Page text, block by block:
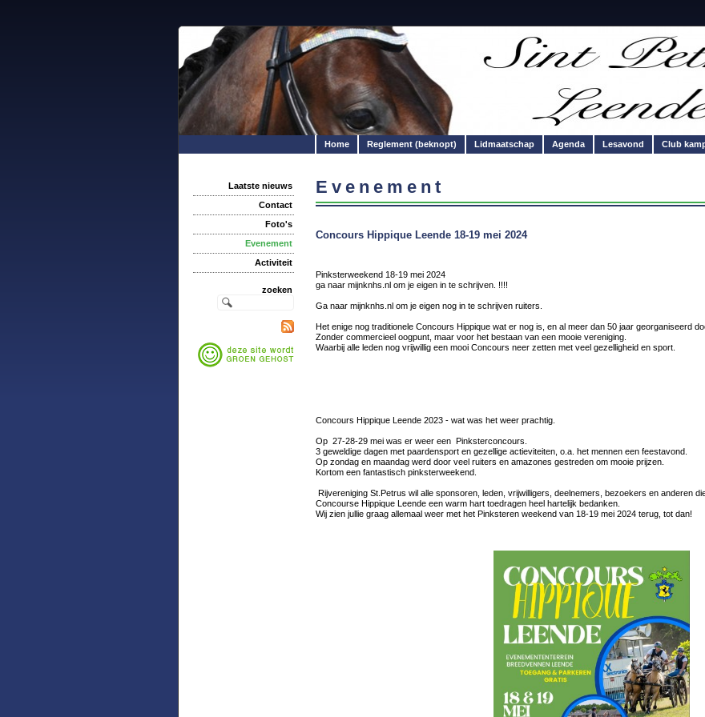
Home Reglement (beknopt) Lidmaatschap Agenda Lesavond Club
Laatste nieuws
Contact
Foto's
Evenement
Activiteit
zoeken
Evenement
Concours Hippique Leende 18-19 mei 2024
Pinksterweekend 18-19 mei 2024
ga naar mijnknhs.nl om je eigen in te schrijven. !!!!
Ga naar mijnknhs.nl om je eigen nog in te schrijven ruiters.
Het enige nog traditionele Concours Hippique wat er nog is, en al meer dan 50 jaar georganiseerd
Zonder commercieel oogpunt, maar voor het bestaan van een mooie vereniging.
Waarbij alle leden nog vrijwillig een mooi Concours neer zetten met veel gezelligheid en sport.
Concours Hippique Leende 2023 - wat was het weer prachtig.
Op 27-28-29 mei was er weer een Pinksterconcours.
3 geweldige dagen met paardensport en gezellige actieviteiten, o.a. het mennen een feestavond.
Op zondag en maandag werd door veel ruiters en amazones gestreden om mooie prijzen.
Kortom een fantastisch pinksterweekend.
Rijvereniging St.Petrus wil alle sponsoren, leden, vrijwilligers, deelnemers, bezoekers en anderen
Concourse Hippique Leende een warm hart toedragen heel hartelijk bedanken.
Wij zien jullie graag allemaal weer met het Pinksteren weekend van 18-19 mei 2024 terug, tot dan!